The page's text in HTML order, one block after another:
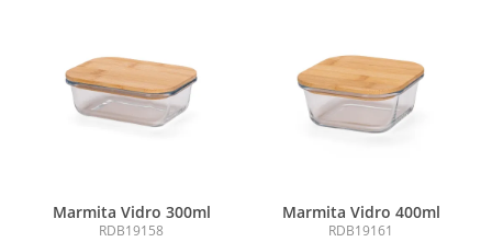
Marmita Vidro 300ml
RDB19158
Marmita Vidro 400ml
RDB19161